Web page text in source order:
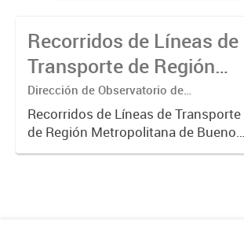
Recorridos de Líneas de
Transporte de Región
Metropolitana de
Buenos Aires (RMBA)
Dirección de Observatorio de
Transporte, Estudio y Sistemas
Recorridos de Líneas de Transporte
de Región Metropolitana de Buenos
Aires (RMBA).-